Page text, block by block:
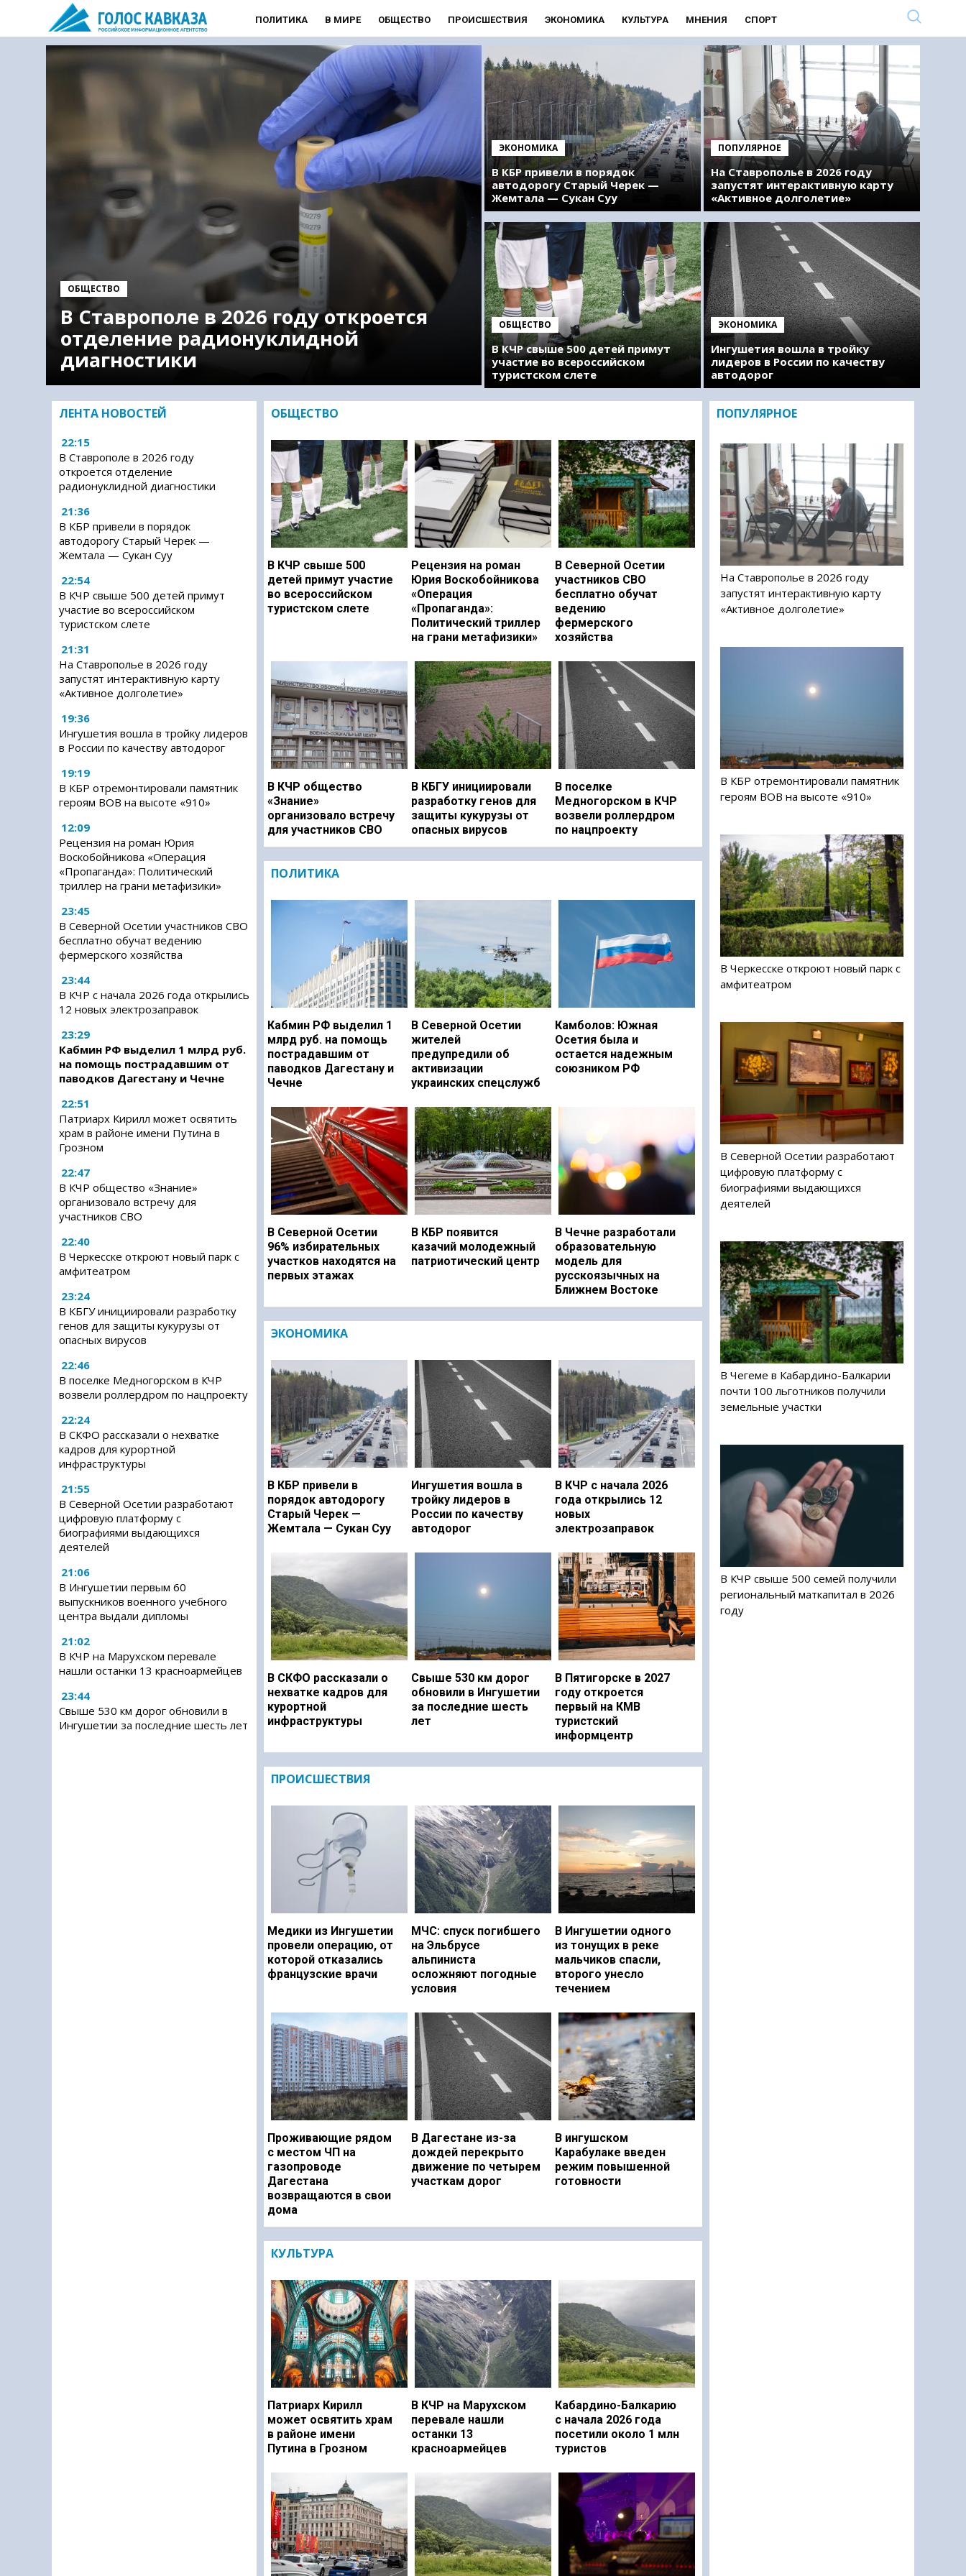
ПОЛИТИКА В МИРЕ ОБЩЕСТВО ПРОИСШЕСТВИЯ ЭКОНОМИКА КУЛЬТУРА МНЕНИЯ СПОРТ
ОБЩЕСТВО
В Ставрополе в 2026 году откроется
отделение радионуклидной
диагностики
ЭКОНОМИКА
В КБР привели в порядок
автодорогу Старый Черек —
Жемтала — Сукан Суу
ОБЩЕСТВО
В КЧР свыше 500 детей примут
участие во всероссийском
туристском слете
ПОПУЛЯРНОЕ
На Ставрополье в 2026 году
запустят интерактивную карту
«Активное долголетие»
ЭКОНОМИКА
Ингушетия вошла в тройку
лидеров в России по качеству
автодорог
ЛЕНТА НОВОСТЕЙ
22:15
В Ставрополе в 2026 году
откроется отделение
радионуклидной диагностики
21:36
В КБР привели в порядок
автодорогу Старый Черек —
Жемтала — Сукан Суу
22:54
В КЧР свыше 500 детей примут
участие во всероссийском
туристском слете
21:31
На Ставрополье в 2026 году
запустят интерактивную карту
«Активное долголетие»
19:36
Ингушетия вошла в тройку лидеров
в России по качеству автодорог
19:19
В КБР отремонтировали памятник
героям ВОВ на высоте «910»
12:09
Рецензия на роман Юрия
Воскобойникова «Операция
«Пропаганда»: Политический
триллер на грани метафизики»
23:45
В Северной Осетии участников СВО
бесплатно обучат ведению
фермерского хозяйства
23:44
В КЧР с начала 2026 года открылись
12 новых электрозаправок
23:29
Кабмин РФ выделил 1 млрд руб.
на помощь пострадавшим от
паводков Дагестану и Чечне
22:51
Патриарх Кирилл может освятить
храм в районе имени Путина в
Грозном
22:47
В КЧР общество «Знание»
организовало встречу для
участников СВО
22:40
В Черкесске откроют новый парк с
амфитеатром
23:24
В КБГУ инициировали разработку
генов для защиты кукурузы от
опасных вирусов
22:46
В поселке Медногорском в КЧР
возвели роллердром по нацпроекту
22:24
В СКФО рассказали о нехватке
кадров для курортной
инфраструктуры
21:55
В Северной Осетии разработают
цифровую платформу с
биографиями выдающихся
деятелей
21:06
В Ингушетии первым 60
выпускников военного учебного
центра выдали дипломы
21:02
В КЧР на Марухском перевале
нашли останки 13 красноармейцев
23:44
Свыше 530 км дорог обновили в
Ингушетии за последние шесть лет
ОБЩЕСТВО
В КЧР свыше 500
детей примут участие
во всероссийском
туристском слете
Рецензия на роман
Юрия Воскобойникова
«Операция
«Пропаганда»:
Политический триллер
на грани метафизики»
В Северной Осетии
участников СВО
бесплатно обучат
ведению
фермерского
хозяйства
В КЧР общество
«Знание»
организовало встречу
для участников СВО
В КБГУ инициировали
разработку генов для
защиты кукурузы от
опасных вирусов
В поселке
Медногорском в КЧР
возвели роллердром
по нацпроекту
ПОЛИТИКА
Кабмин РФ выделил 1
млрд руб. на помощь
пострадавшим от
паводков Дагестану и
Чечне
В Северной Осетии
жителей
предупредили об
активизации
украинских спецслужб
Камболов: Южная
Осетия была и
остается надежным
союзником РФ
В Северной Осетии
96% избирательных
участков находятся на
первых этажах
В КБР появится
казачий молодежный
патриотический центр
В Чечне разработали
образовательную
модель для
русскоязычных на
Ближнем Востоке
ЭКОНОМИКА
В КБР привели в
порядок автодорогу
Старый Черек —
Жемтала — Сукан Суу
Ингушетия вошла в
тройку лидеров в
России по качеству
автодорог
В КЧР с начала 2026
года открылись 12
новых
электрозаправок
В СКФО рассказали о
нехватке кадров для
курортной
инфраструктуры
Свыше 530 км дорог
обновили в Ингушетии
за последние шесть
лет
В Пятигорске в 2027
году откроется
первый на КМВ
туристский
информцентр
ПРОИСШЕСТВИЯ
Медики из Ингушетии
провели операцию, от
которой отказались
французские врачи
МЧС: спуск погибшего
на Эльбрусе
альпиниста
осложняют погодные
условия
В Ингушетии одного
из тонущих в реке
мальчиков спасли,
второго унесло
течением
Проживающие рядом
с местом ЧП на
газопроводе
Дагестана
возвращаются в свои
дома
В Дагестане из-за
дождей перекрыто
движение по четырем
участкам дорог
В ингушском
Карабулаке введен
режим повышенной
готовности
КУЛЬТУРА
Патриарх Кирилл
может освятить храм
в районе имени
Путина в Грозном
В КЧР на Марухском
перевале нашли
останки 13
красноармейцев
Кабардино-Балкарию
с начала 2026 года
посетили около 1 млн
туристов
ПОПУЛЯРНОЕ
На Ставрополье в 2026 году
запустят интерактивную карту
«Активное долголетие»
В КБР отремонтировали памятник
героям ВОВ на высоте «910»
В Черкесске откроют новый парк с
амфитеатром
В Северной Осетии разработают
цифровую платформу с
биографиями выдающихся
деятелей
В Чегеме в Кабардино-Балкарии
почти 100 льготников получили
земельные участки
В КЧР свыше 500 семей получили
региональный маткапитал в 2026
году